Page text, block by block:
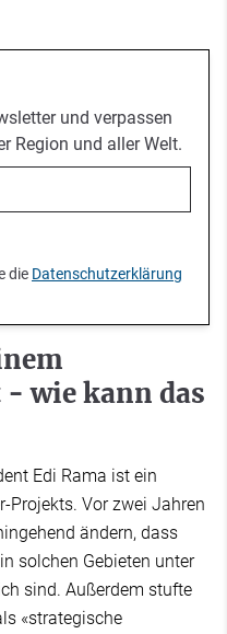
und verpassen
Region und aller Welt.
die Datenschutzerklärung
wie kann das
Edi Rama ist ein
Projekts. Vor zwei Jahren
ändern, dass
solchen Gebieten unter
sind. Außerdem stufte
«strategische